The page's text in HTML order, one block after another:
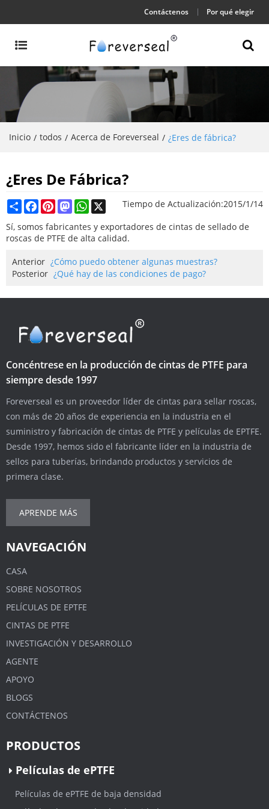
Contáctenos Por qué elegir
Inicio / todos / Acerca de Foreverseal / ¿Eres de fábrica?
¿Eres De Fábrica?
ShareFacebook
PinterestMastodonWhatsAppTiempo de Actualización:2015/1/14
Sí, somos fabricantes y exportadores de cintas de sellado de
roscas de PTFE de alta calidad.
Anterior ¿Cómo puedo obtener algunas muestras?
Posterior ¿Qué hay de las condiciones de pago?
Concéntrese en la producción de cintas de PTFE para
siempre desde 1997
Foreverseal es un proveedor líder de cintas para sellar roscas,
con más de 20 años de experiencia en la industria en el
suministro y fabricación de cintas de PTFE y películas de EPTFE.
Desde 1997, hemos sido el fabricante líder en la industria de
sellos para tuberías, brindando productos y servicios de
primera clase.
APRENDE MÁS
NAVEGACIÓN
CASA
SOBRE NOSOTROS
PELÍCULAS DE EPTFE
CINTAS DE PTFE
INVESTIGACIÓN Y DESARROLLO
AGENTE
APOYO
BLOGS
CONTÁCTENOS
PRODUCTOS
Películas de ePTFE
Películas de ePTFE de baja densidad